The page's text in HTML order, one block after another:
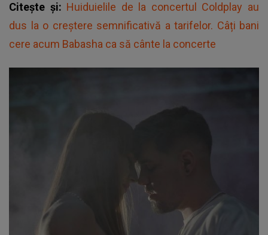
Citește și: Huiduielile de la concertul Coldplay au
dus la o creștere semnificativă a tarifelor. Câți bani
cere acum Babasha ca să cânte la concerte